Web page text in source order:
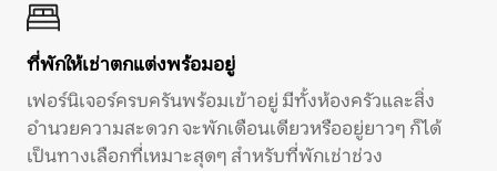
ที่พักให้เช่าตกแต่งพร้อมอยู่
เฟอร์นิเจอร์ครบครันพร้อมเข้าอยู่ มีทั้งห้องครัวและสิ่ง
อำนวยความสะดวก จะพักเดือนเดียวหรืออยู่ยาวๆ ก็ได้
เป็นทางเลือกที่เหมาะสุดๆ สำหรับที่พักเช่าช่วง